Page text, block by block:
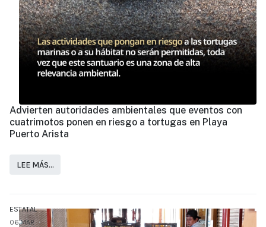
Advierten autoridades ambientales que eventos con
cuatrimotos ponen en riesgo a tortugas en Playa
Puerto Arista
LEE MÁS…
ESTATAL
06.MAR